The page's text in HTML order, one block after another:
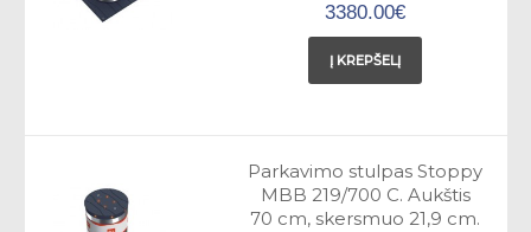
3380.00€
Į KREPŠELĮ
Parkavimo stulpas Stoppy
MBB 219/700 C. Aukštis
70 cm, skersmuo 21,9 cm.